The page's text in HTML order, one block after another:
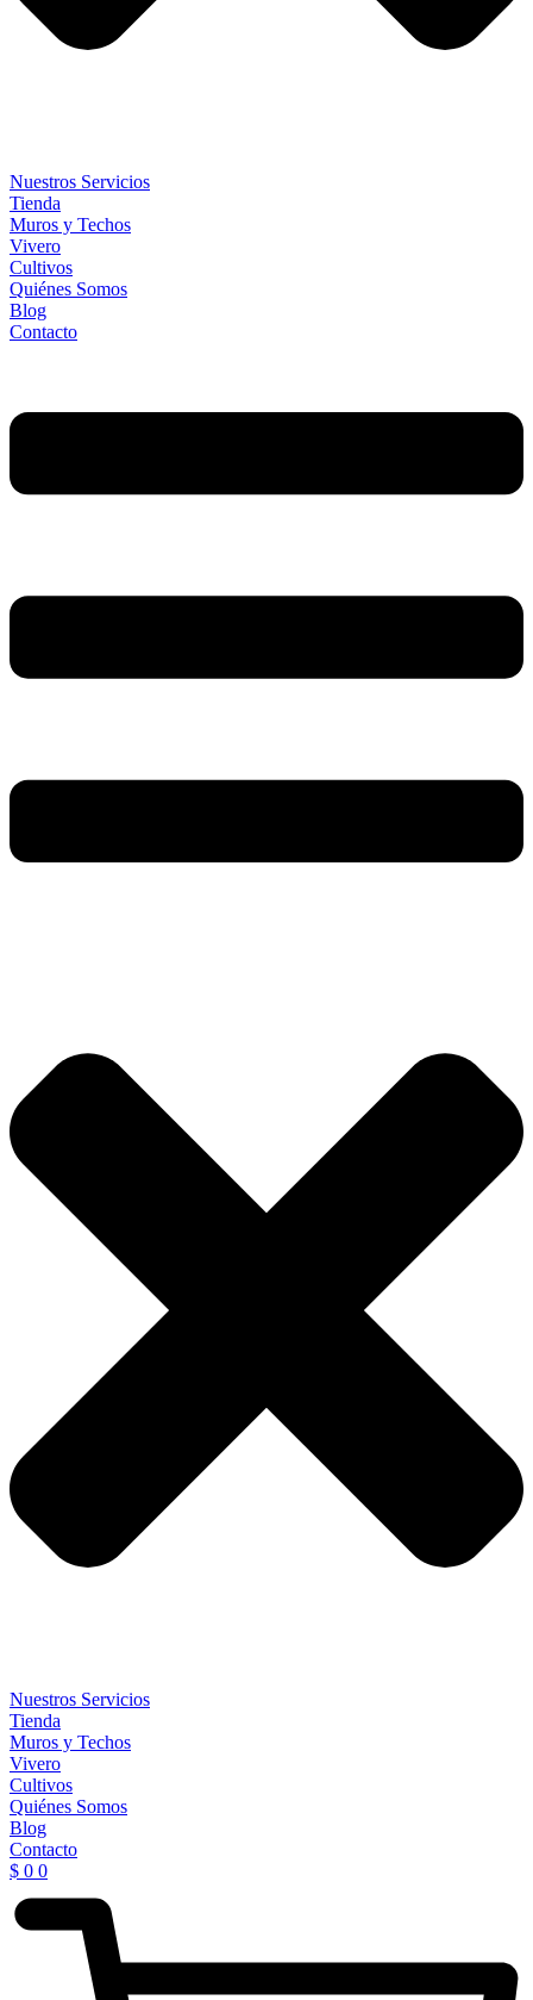
Nuestros Servicios
Tienda
Muros y Techos
Vivero
Cultivos
Quiénes Somos
Blog
Contacto
Nuestros Servicios
Tienda
Muros y Techos
Vivero
Cultivos
Quiénes Somos
Blog
Contacto
$ 0 0